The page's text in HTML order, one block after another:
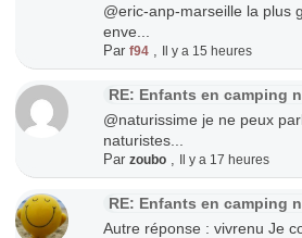
@eric-anp-marseille la plus
enve...
Parf94 Il y a 15 heures
RE: Enfants en camping
@naturissime je ne peux
naturistes...
Parzoubo Il y a 17 heures
RE: Enfants en camping
Autre réponse : vivrenu Je